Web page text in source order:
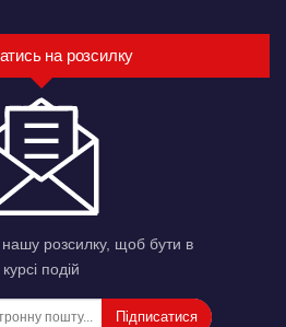
на розсилку
нашу розсилку, щоб бути в
курсі подій
Підписатися